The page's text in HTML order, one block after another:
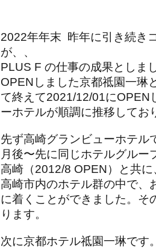
2022年年末 昨年に引き続き
が、、
PLUS F の仕事の成果としま
OPENしました京都祗園一琳
て終えて2021/12/01にOPEN
ーホテルが順調に推移してお
先ず高崎グランビューホテル
月後〜先に同じホテルグルー
高崎（2012/8 OPEN）と共に
高崎市内のホテル群の中で、
に着くことができました。そ
ります。
次に京都ホテル祗園一琳です